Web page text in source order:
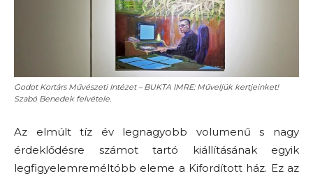
Godot Kortárs Művészeti Intézet – BUKTA IMRE: Műveljük kertjeinket!
Szabó Benedek felvétele.
Az elmúlt tíz év legnagyobb volumenű s nagy
érdeklődésre számot tartó kiállításának egyik
legfigyelemreméltóbb eleme a Kifordított ház. Ez az